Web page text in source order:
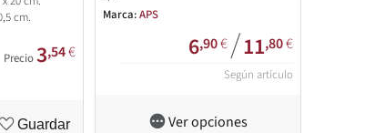
cm.
Precio3,54€
Guardar
Marca:APS
6,90€/11,80€
Según artículo
Ver opciones